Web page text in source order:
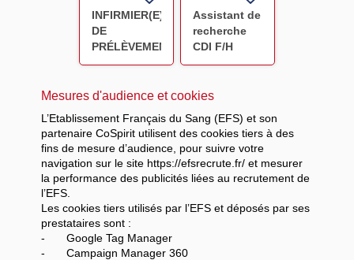
INFIRMIER(E)
DE
PRÉLÈVEMENT
F/H
Assistant de
recherche
CDI F/H
Mesures d'audience et cookies
L’Etablissement Français du Sang (EFS) et son
partenaire CoSpirit utilisent des cookies tiers à des
fins de mesure d’audience, pour suivre votre
navigation sur le site https://efsrecrute.fr/ et mesurer
la performance des publicités liées au recrutement de
l’EFS.
Les cookies tiers utilisés par l’EFS et déposés par ses
prestataires sont :
-
Google Tag Manager
-
Campaign Manager 360